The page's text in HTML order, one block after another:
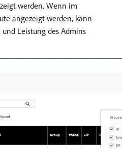
werden. Wenn im
angezeigt werden, kann
Leistung des Admins